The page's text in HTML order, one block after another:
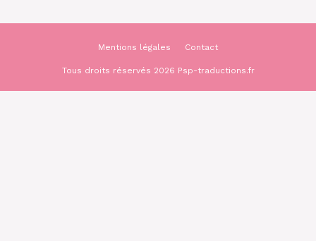
Mentions légales Contact
Tous droits réservés 2026 Psp-traductions.fr